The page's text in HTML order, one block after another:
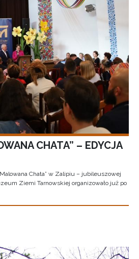
CHATA” – EDYCJA
Chata” w Zalipiu – jubileuszowej
Ziemi Tarnowskiej organizowało już po